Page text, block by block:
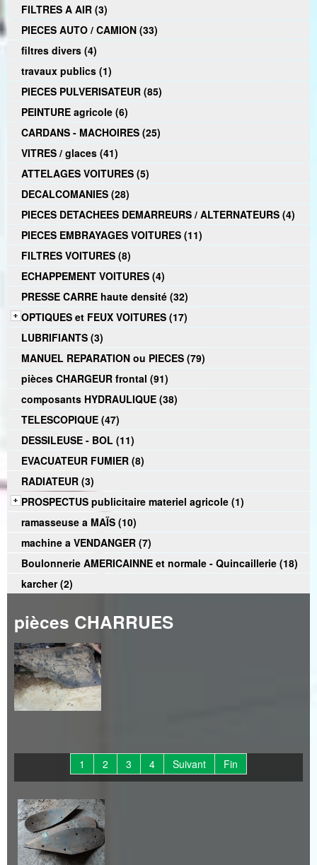
FILTRES A AIR (3)
PIECES AUTO / CAMION (33)
filtres divers (4)
travaux publics (1)
PIECES PULVERISATEUR (85)
PEINTURE agricole (6)
CARDANS - MACHOIRES (25)
VITRES / glaces (41)
ATTELAGES VOITURES (5)
DECALCOMANIES (28)
PIECES DETACHEES DEMARREURS / ALTERNATEURS (4)
PIECES EMBRAYAGES VOITURES (11)
FILTRES VOITURES (8)
ECHAPPEMENT VOITURES (4)
PRESSE CARRE haute densité (32)
OPTIQUES et FEUX VOITURES (17)
LUBRIFIANTS (3)
MANUEL REPARATION ou PIECES (79)
pièces CHARGEUR frontal (91)
composants HYDRAULIQUE (38)
TELESCOPIQUE (47)
DESSILEUSE - BOL (11)
EVACUATEUR FUMIER (8)
RADIATEUR (3)
PROSPECTUS publicitaire materiel agricole (1)
ramasseuse a MAÏS (10)
machine a VENDANGER (7)
Boulonnerie AMERICAINNE et normale - Quincaillerie (18)
karcher (2)
pièces CHARRUES
1 2 3 4 Suivant Fin